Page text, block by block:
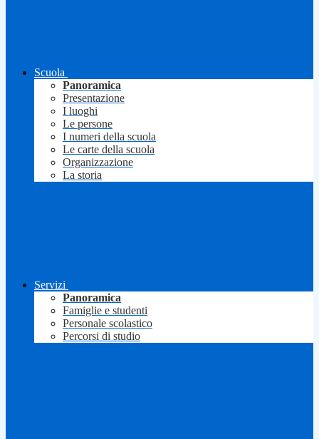
Scuola
Panoramica
Presentazione
I luoghi
Le persone
I numeri della scuola
Le carte della scuola
Organizzazione
La storia
Servizi
Panoramica
Famiglie e studenti
Personale scolastico
Percorsi di studio